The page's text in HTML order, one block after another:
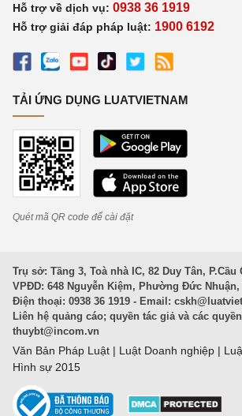
Hỗ trợ về dịch vụ: 0938 36 1919
Hỗ trợ giải đáp pháp luật: 1900 6192
TẢI ỨNG DỤNG LUATVIETNAM
Quét mã QR code để cài đặt
Trụ sở: Tầng 3, Toà nhà IC, 82 Duy Tân, P.Cầu
VPĐD: 648 Nguyễn Kiệm, Phường Đức Nhuận,
Điện thoại: 0938 36 1919 - Email:
Liên hệ quảng cáo; quyền tác giả và các
thuybt@incom.vn
Văn Bản Pháp Luật | Luật Doanh nghiệp |
Hình sự 2015